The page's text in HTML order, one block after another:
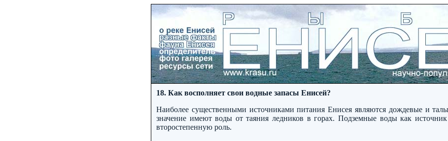
18. Как восполняет свои водные запасы Енисей?
Наиболее существенными источниками питания Енисея являются дождевые и
значение имеют воды от таяния ледников в горах. Подземные воды как
второстепенную роль.